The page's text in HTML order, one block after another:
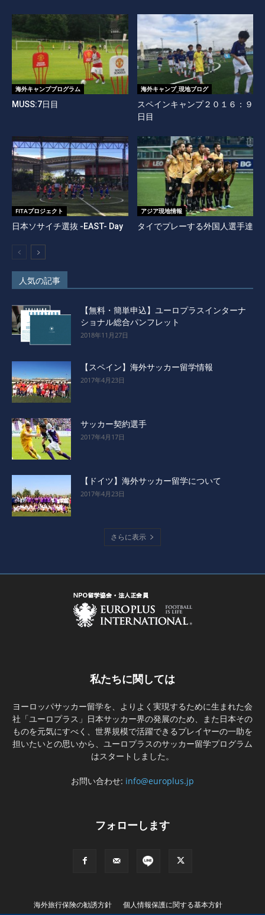
海外キャンププログラム
MUSS:7日目
海外キャンプ_現地ブログ
スペインキャンプ２０１６：９
日目
FITAプロジェクト
日本ソサイチ選抜 -EAST- Day
アジア現地情報
タイでプレーする外国人選手達
人気の記事
【無料・簡単申込】ユーロプラスインターナ
ショナル総合パンフレット
2018年11月27日
【スペイン】海外サッカー留学情報
2017年4月23日
サッカー契約選手
2017年4月17日
【ドイツ】海外サッカー留学について
2017年4月23日
さらに表示
私たちに関しては
ヨーロッパサッカー留学を、よりよく実現するために生まれた会
社「ユーロプラス」日本サッカー界の発展のため、また日本その
ものを元気にすべく、世界規模で活躍できるプレイヤーの一助を
担いたいとの思いから、ユーロプラスのサッカー留学プログラム
はスタートしました。
お問い合わせ: info@europlus.jp
フォローします
海外旅行保険の勧誘方針
個人情報保護に関する基本方針